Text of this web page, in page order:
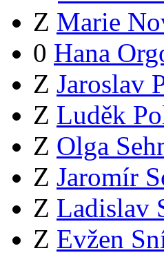
Z Marie
0 Hana
Z Jaroslav
Z Luděk
Z Olga
Z Jaromír
Z Ladislav
Z Evžen